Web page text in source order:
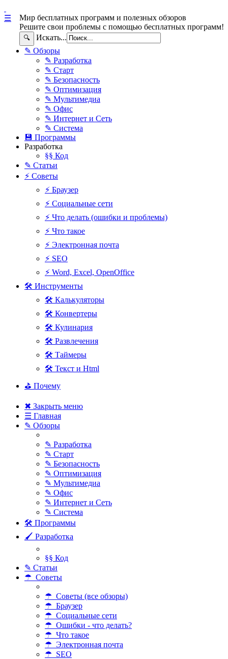
Мир бесплатных программ и полезных обзоров
Решите свои проблемы с помощью бесплатных программ!
🔍 Искать...
☰
✎ Обзоры
✎ Разработка
✎ Старт
✎ Безопасность
✎ Оптимизация
✎ Мультимедиа
✎ Офис
✎ Интернет и Сеть
✎ Система
💾 Программы
Разработка
§§ Код
✎ Статьи
⚡ Советы
⚡ Браузер
⚡ Социальные сети
⚡ Что делать (ошибки и проблемы)
⚡ Что такое
⚡ Электронная почта
⚡ SEO
⚡ Word, Excel, OpenOffice
🛠 Инструменты
🛠 Калькуляторы
🛠 Конвертеры
🛠 Кулинария
🛠 Развлечения
🛠 Таймеры
🛠 Текст и Html
⛳ Почему
✖ Закрыть меню
☰ Главная
✎ Обзоры
✎ Разработка
✎ Старт
✎ Безопасность
✎ Оптимизация
✎ Мультимедиа
✎ Офис
✎ Интернет и Сеть
✎ Система
🛠 Программы
🖌 Разработка
§§ Код
✎ Статьи
☂ Советы
☂ Советы (все обзоры)
☂ Браузер
☂ Социальные сети
☂ Ошибки - что делать?
☂ Что такое
☂ Электронная почта
☂ SEO